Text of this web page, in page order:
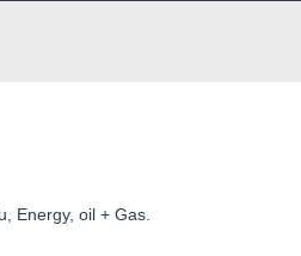
Energy, oil + Gas.